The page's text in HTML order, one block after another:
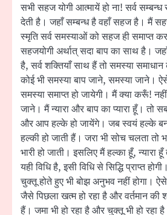
सभी सहज योगी आत्मायें हो ना! सर्व
देती है। जहाँ सम्बन्ध है वहाँ सहज है। मैं
स्मृति सर्व समस्याओं को सहज ही समाप्त
सहजयोगी अर्थात् सदा बाप का साथ है।
है, सर्व शक्तियाँ साथ हैं तो समस्या
कोई भी समस्या बाप जाने, समस्या जाने।
समस्या समाप्त हो जायेगी। मैं क्या करूँ!
जाने। मैं न्यारा और बाप का प्यारा हूँ। तो
और आप हल्के हो जायेंगे। जब स्वयं हल्के बन
हल्की हो जाती हैं। जरा भी सोच चलता तो
भारी हो जाती। इसलिए मैं हल्का हूँ, न्यारा
यही विधि है, इसी विधि से सिद्धि प्राप्त
चुक्तू होते हुए भी बोझ अनुभव नहीं होगा।
जैसे पिछला खत्म हो रहा है और वर्तमान की
हैं। जमा भी हो रहा है और चुक्तू भी हो